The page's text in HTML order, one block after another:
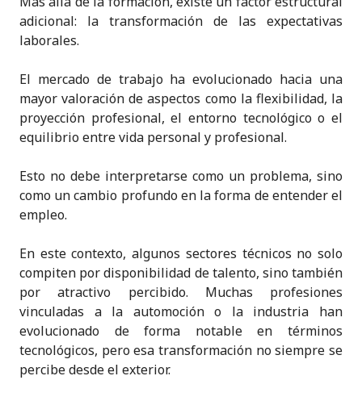
adicional: la transformación de las expectativas
laborales.
El mercado de trabajo ha evolucionado hacia una
mayor valoración de aspectos como la flexibilidad, la
proyección profesional, el entorno tecnológico o el
equilibrio entre vida personal y profesional.
Esto no debe interpretarse como un problema, sino
como un cambio profundo en la forma de entender el
empleo.
En este contexto, algunos sectores técnicos no solo
compiten por disponibilidad de talento, sino también
por atractivo percibido. Muchas profesiones
vinculadas a la automoción o la industria han
evolucionado de forma notable en términos
tecnológicos, pero esa transformación no siempre se
percibe desde el exterior.